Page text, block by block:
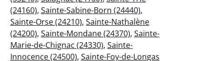
(24160), Sainte-Sabine-Born (24440),
Sainte-Orse (24210), Sainte-Nathalène
(24200), Sainte-Mondane (24370), Sainte-
Marie-de-Chignac (24330), Sainte-
Innocence (24500), Sainte-Foy-de-Longas